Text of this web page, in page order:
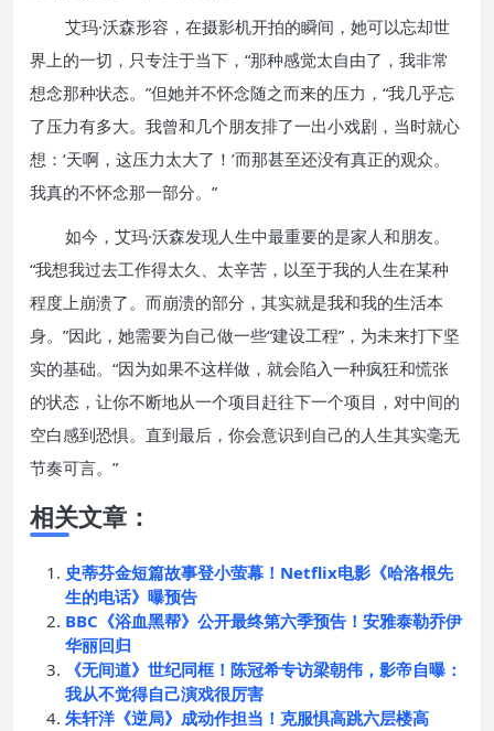
艾玛·沃森形容，在摄影机开拍的瞬间，她可以忘却世
界上的一切，只专注于当下，“那种感觉太自由了，我非常
想念那种状态。”但她并不怀念随之而来的压力，“我几乎忘
了压力有多大。我曾和几个朋友排了一出小戏剧，当时就心
想：‘天啊，这压力太大了！’而那甚至还没有真正的观众。
我真的不怀念那一部分。”
如今，艾玛·沃森发现人生中最重要的是家人和朋友。
“我想我过去工作得太久、太辛苦，以至于我的人生在某种
程度上崩溃了。而崩溃的部分，其实就是我和我的生活本
身。”因此，她需要为自己做一些“建设工程”，为未来打下坚
实的基础。“因为如果不这样做，就会陷入一种疯狂和慌张
的状态，让你不断地从一个项目赶往下一个项目，对中间的
空白感到恐惧。直到最后，你会意识到自己的人生其实毫无
节奏可言。”
相关文章：
史蒂芬金短篇故事登小萤幕！Netflix电影《哈洛根先
生的电话》曝预告
BBC《浴血黑帮》公开最终第六季预告！安雅泰勒乔伊
华丽回归
《无间道》世纪同框！陈冠希专访梁朝伟，影帝自曝：
我从不觉得自己演戏很厉害
朱轩洋《逆局》成动作担当！克服惧高跳六层楼高